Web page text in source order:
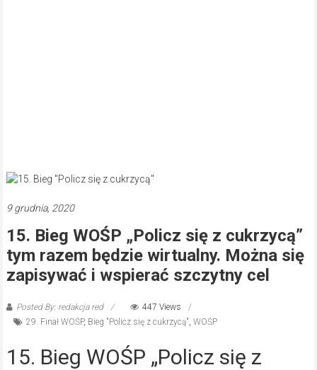
9 grudnia, 2020
15. Bieg WOŚP „Policz się z cukrzycą”
tym razem będzie wirtualny. Można się
zapisywać i wspierać szczytny cel
Posted By: redakcja red
447 Views
29. Finał WOŚP, Bieg "Policz się z cukrzycą", WOŚP
15. Bieg WOŚP „Policz się z